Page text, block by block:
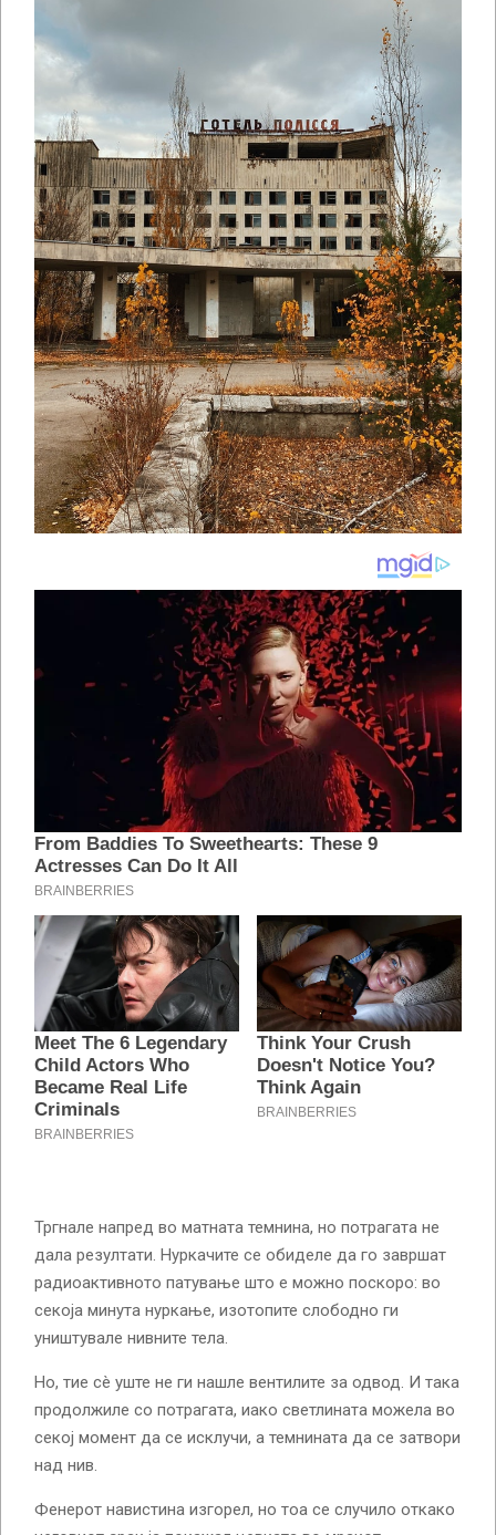
Тргнале напред во матната темнина, но потрагата не
дала резултати. Нуркачите се обиделе да го завршат
радиоактивното патување што е можно поскоро: во
секоја минута нуркање, изотопите слободно ги
уништувале нивните тела.
Но, тие сè уште не ги нашле вентилите за одвод. И така
продолжиле со потрагата, иако светлината можела во
секој момент да се исклучи, а темнината да се затвори
над нив.
Фенерот навистина изгорел, но тоа се случило откако